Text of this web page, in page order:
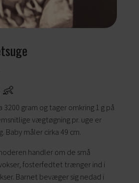
👶
3200 gram og tager omkring 1 g på
vægtøgning pr. uge er
Baby måler cirka 49 cm.
handler om de små
fosterfedtet trænger ind i
Barnet bevæger sig nedad i